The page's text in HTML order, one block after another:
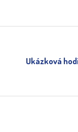
Ukázková